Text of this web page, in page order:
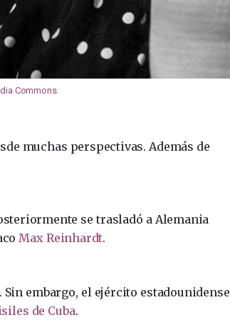
Commons.
muchas perspectivas. Además de
se trasladó a Alemania
Max Reinhardt​.
Sin embargo, el ejército estadounidense
de Cuba.